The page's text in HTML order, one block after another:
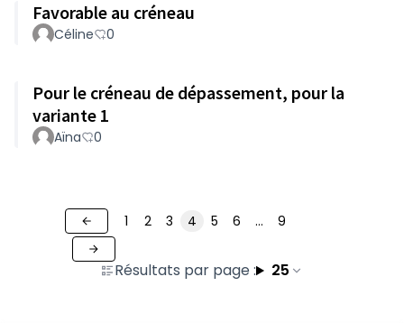
Favorable au créneau
Céline 0
Pour le créneau de dépassement, pour la
variante 1
Aïna 0
Résultats par page : 25
1 2 3 4 5 6 … 9